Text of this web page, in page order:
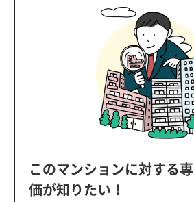
このマンションに対する
価が知りたい！